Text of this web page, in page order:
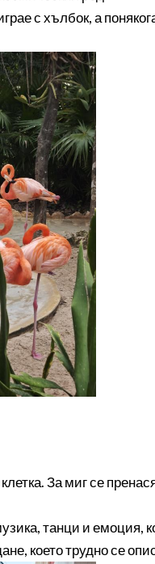
с хълбок, а
За миг се
танци и емоция,
което трудно се